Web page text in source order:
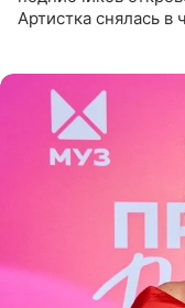
Артистка снялась в